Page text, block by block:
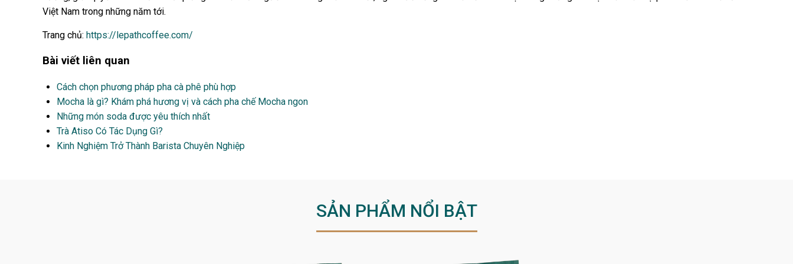
Việt Nam trong những năm tới.
Trang chủ: https://lepathcoffee.com/
Bài viết liên quan
Cách chọn phương pháp pha cà phê phù hợp
Mocha là gì? Khám phá hương vị và cách pha chế Mocha ngon
Những món soda được yêu thích nhất
Trà Atiso Có Tác Dụng Gì?
Kinh Nghiệm Trở Thành Barista Chuyên Nghiệp
SẢN PHẨM NỔI BẬT